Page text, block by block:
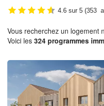
4.6 sur 5 (353
Vous recherchez un logement
Voici les 324 programmes